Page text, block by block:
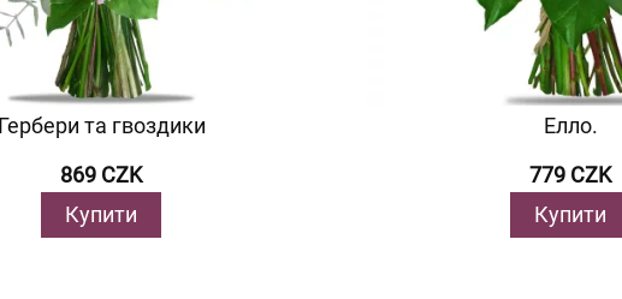
Гербери та гвоздики
869 CZK
Купити
Елло.
779 CZK
Купити